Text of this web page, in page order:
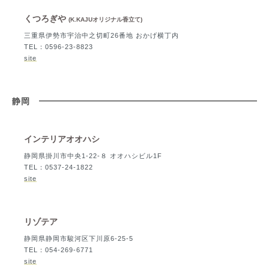
くつろぎや (K.KAJUオリジナル香立て)
三重県伊勢市宇治中之切町26番地 おかげ横丁内
TEL：0596-23-8823
site
静岡
インテリアオオハシ
静岡県掛川市中央1-22-８ オオハシビル1F
TEL：0537-24-1822
site
リゾテア
静岡県静岡市駿河区下川原6-25-5
TEL：054-269-6771
site